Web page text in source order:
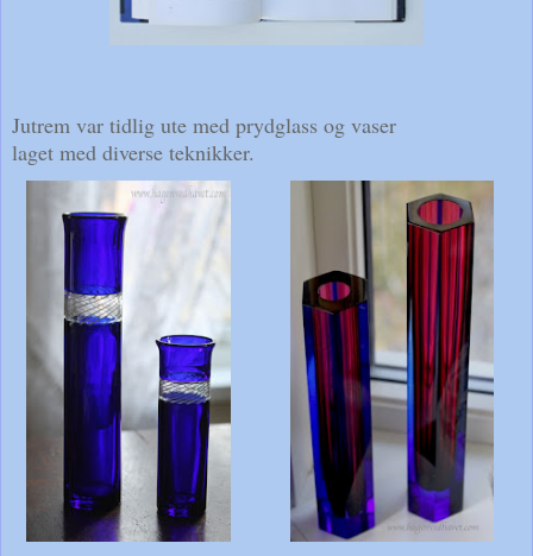
Jutrem var tidlig ute med prydglass og vaser
laget med diverse teknikker.